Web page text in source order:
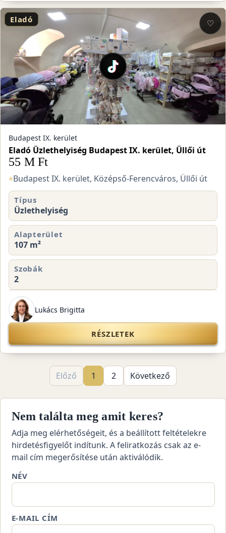
Eladó ♡
Budapest IX. kerület
Eladó Üzlethelyiség Budapest IX. kerület, Üllői út
55 M Ft
⌖Budapest IX. kerület, Középső-Ferencváros, Üllői út
Típus
Üzlethelyiség
Alapterület
107 m²
Szobák
2
Lukács Brigitta
RÉSZLETEK
Előző 1 2 Következő
Nem találta meg amit keres?
Adja meg elérhetőségeit, és a beállított feltételekre
hirdetésfigyelőt indítunk. A feliratkozás csak az e-
mail cím megerősítése után aktiválódik.
NÉV
E-MAIL CÍM